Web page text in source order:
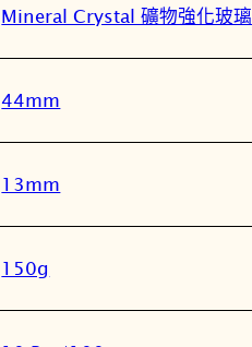
Mineral Crystal 礦物強化玻璃
44mm
13mm
150g